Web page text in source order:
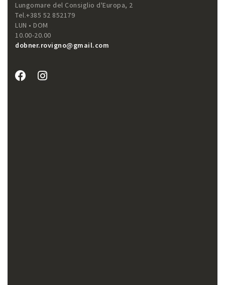
Lungomare del Consiglio d'Europa, 2
Tel.+385 52 852179
LUN • DOM
10.00-20.00
dobner.rovigno@gmail.com